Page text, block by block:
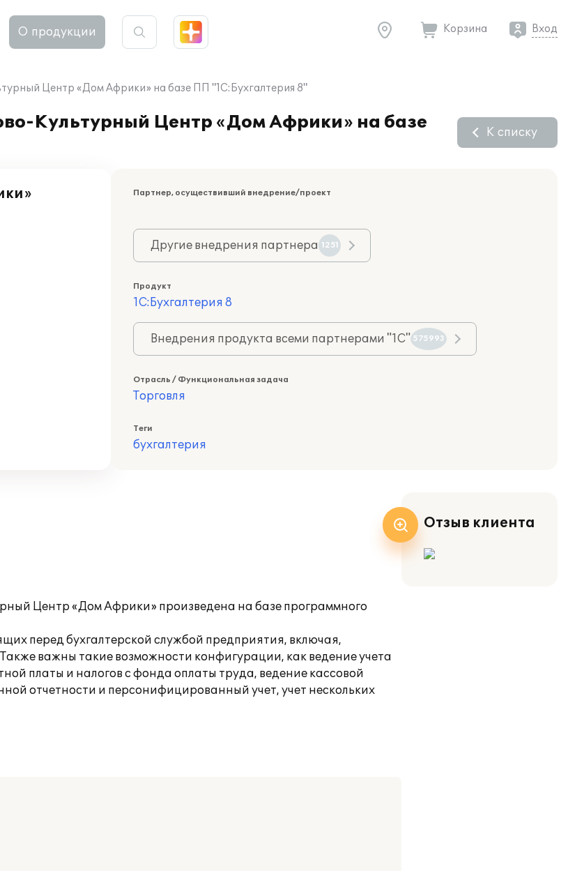
О продукции Корзина Вход
Центр «Дом Африки» на базе ПП "1С:Бухгалтерия 8"
Культурный Центр «Дом Африки» на базе
К списку
Партнер, осуществивший внедрение/проект
Другие внедрения партнера 1251
Продукт
1С:Бухгалтерия 8
Внедрения продукта всеми партнерами "1С" 575993
Отрасль / Функциональная задача
Торговля
Теги
бухгалтерия
Центр «Дом Африки» произведена на базе программного
перед бухгалтерской службой предприятия, включая,
важны такие возможности конфигурации, как ведение учета
платы и налогов с фонда оплаты труда, ведение кассовой
отчетности и персонифицированный учет, учет нескольких
Отзыв клиента